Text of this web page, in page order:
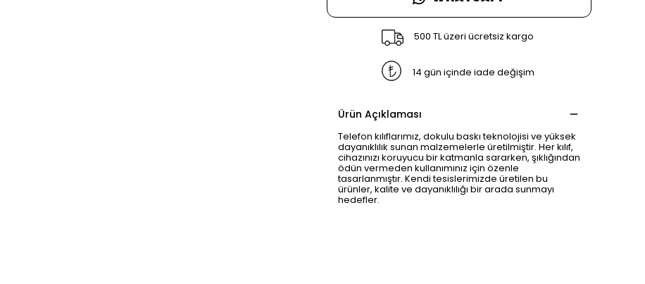
500 TL üzeri ücretsiz kargo
14 gün içinde iade değişim
Ürün Açıklaması
Telefon kılıflarımız, dokulu baskı teknolojisi ve yüksek
dayanıklılık sunan malzemelerle üretilmiştir. Her kılıf,
cihazınızı koruyucu bir katmanla sararken, şıklığından
ödün vermeden kullanımınız için özenle
tasarlanmıştır. Kendi tesislerimizde üretilen bu
ürünler, kalite ve dayanıklılığı bir arada sunmayı
hedefler.